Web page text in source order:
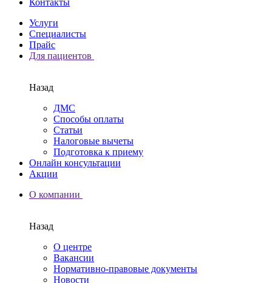
Контакты
Услуги
Специалисты
Прайс
Для пациентов
Назад
ДМС
Способы оплаты
Статьи
Налоговые вычеты
Подготовка к приему
Онлайн консультации
Акции
О компании
Назад
О центре
Вакансии
Нормативно-правовые документы
Новости